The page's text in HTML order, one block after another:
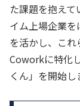
た課題を抱え
イム上場企業
を活かし、こ
Coworkに特化
くん」を開始し